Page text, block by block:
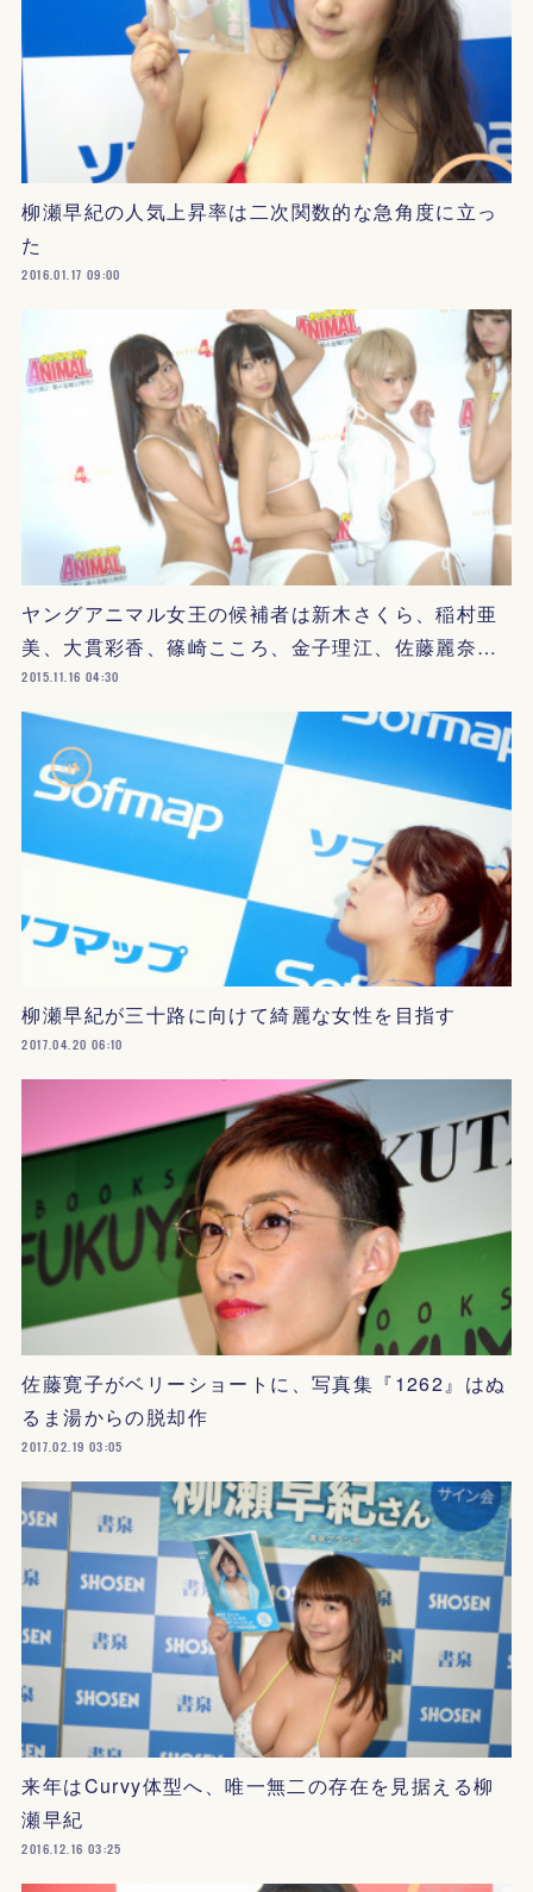
柳瀬早紀の人気上昇率は二次関数的な急角度に立っ
た
2016.01.17 09:00
ヤングアニマル女王の候補者は新木さくら、稲村亜
美、大貫彩香、篠崎こころ、金子理江、佐藤麗奈…
2015.11.16 04:30
柳瀬早紀が三十路に向けて綺麗な女性を目指す
2017.04.20 06:10
佐藤寛子がベリーショートに、写真集『1262』はぬ
るま湯からの脱却作
2017.02.19 03:05
来年はCurvy体型へ、唯一無二の存在を見据える柳
瀬早紀
2016.12.16 03:25